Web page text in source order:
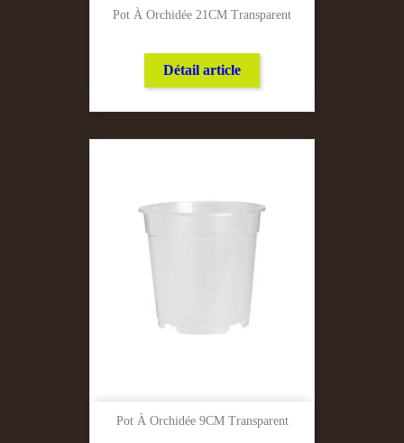
Pot À Orchidée 21CM Transparent
Détail article
Pot À Orchidée 9CM Transparent